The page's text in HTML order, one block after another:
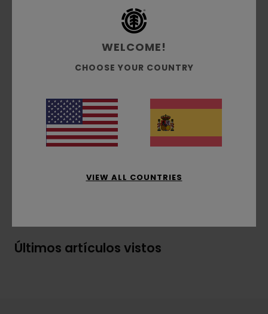
Código de color
Corte:Ajuste relajado
Bordado en el pecho
Últimos artículos vistos
WELCOME!
CHOOSE YOUR COUNTRY
VIEW ALL COUNTRIES